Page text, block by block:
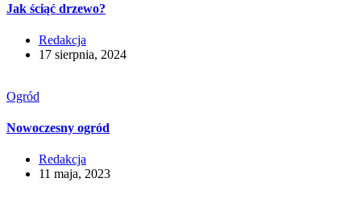
Jak ściąć drzewo?
Redakcja
17 sierpnia, 2024
Ogród
Nowoczesny ogród
Redakcja
11 maja, 2023